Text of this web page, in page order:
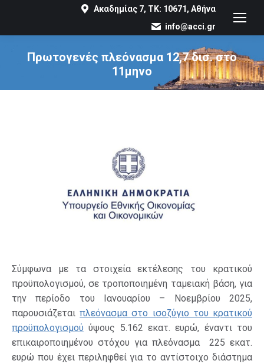
Ακαδημίας 7, ΤΚ: 10671, Αθήνα
info@acci.gr
Πρωτογενές πλεόνασμα 12,7 δισ. στο
11μηνο
You are here:
Σύμφωνα με τα στοιχεία εκτέλεσης του κρατικού
προϋπολογισμού, σε τροποποιημένη ταμειακή βάση, για
την περίοδο του Ιανουαρίου – Νοεμβρίου 2025,
παρουσιάζεταιπλεόνασμα στο ισοζύγιο του κρατικού
προϋπολογισμού ύψους 5.162 εκατ. ευρώ, έναντι του
επικαιροποιημένου στόχου για πλεόνασμα 225 εκατ.
ευρώ που έχει περιληφθεί για το αντίστοιχο διάστημα